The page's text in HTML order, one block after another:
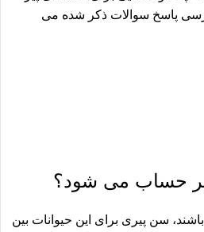
پاسخ سوالات ذکر شده می
حساب می شود؟
سن پیری برای این حیوانات بین